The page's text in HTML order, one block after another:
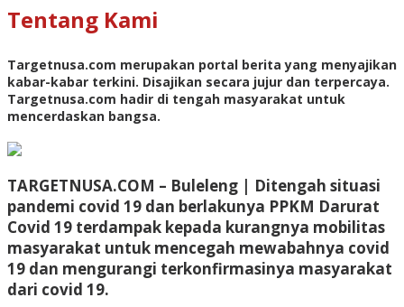
Tentang Kami
Targetnusa.com merupakan portal berita yang menyajikan
kabar-kabar terkini. Disajikan secara jujur dan terpercaya.
Targetnusa.com hadir di tengah masyarakat untuk
mencerdaskan bangsa.
TARGETNUSA.COM – Buleleng | Ditengah situasi
pandemi covid 19 dan berlakunya PPKM Darurat
Covid 19 terdampak kepada kurangnya mobilitas
masyarakat untuk mencegah mewabahnya covid
19 dan mengurangi terkonfirmasinya masyarakat
dari covid 19.